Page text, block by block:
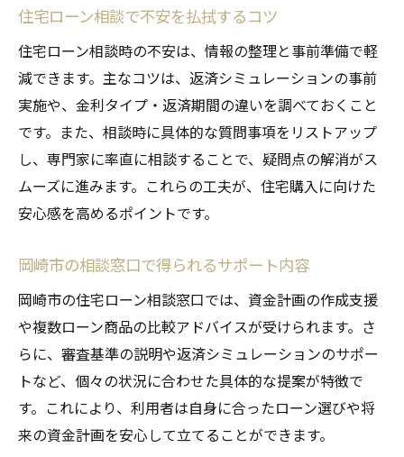
住宅ローン相談で不安を払拭するコツ
住宅ローン相談時の不安は、情報の整理と事前準備で軽
減できます。主なコツは、返済シミュレーションの事前
実施や、金利タイプ・返済期間の違いを調べておくこと
です。また、相談時に具体的な質問事項をリストアップ
し、専門家に率直に相談することで、疑問点の解消がス
ムーズに進みます。これらの工夫が、住宅購入に向けた
安心感を高めるポイントです。
岡崎市の相談窓口で得られるサポート内容
岡崎市の住宅ローン相談窓口では、資金計画の作成支援
や複数ローン商品の比較アドバイスが受けられます。さ
らに、審査基準の説明や返済シミュレーションのサポー
トなど、個々の状況に合わせた具体的な提案が特徴で
す。これにより、利用者は自身に合ったローン選びや将
来の資金計画を安心して立てることができます。